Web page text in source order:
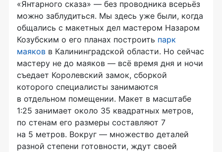
«Янтарного сказа» — без проводника всерьёз
можно заблудиться. Мы здесь уже были, когда
общались с макетных дел мастером Назаром
Козубским о его планах построить парк
маяков в Калининградской области. Но сейчас
мастеру не до маяков — всё время дня и ночи
съедает Королевский замок, сборкой
которого специалисты занимаются
в отдельном помещении. Макет в масштабе
1:25 занимает около 35 квадратных метров,
по стенам его размеры составляют 7
на 5 метров. Вокруг — множество деталей
разной степени готовности, ждут своей